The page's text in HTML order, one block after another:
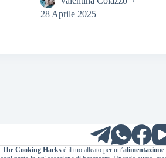
28 Aprile 2025
The Cooking Hacksè il tuo alleato per un’alimentazione